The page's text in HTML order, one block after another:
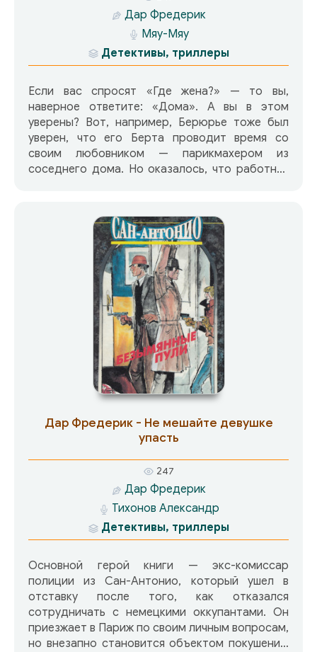
Дар Фредерик
Мяу-Мяу
Детективы, триллеры
Если вас спросят «Где жена?» — то вы,
наверное ответите: «Дома». А вы в этом
уверены? Вот, например, Берюрье тоже был
уверен, что его Берта проводит время со
своим любовником — парикмахером из
соседнего дома. Но оказалось, что работник
Сан-Антонио. Берю вырвал его прямо с
концерта и, заливаясь слезами, умолял найти
его нежную стокилограммовую птичку…
Дар Фредерик - Не мешайте девушке
упасть
247
Дар Фредерик
Тихонов Александр
Детективы, триллеры
Основной герой книги — экс-комиссар
полиции из Сан-Антонио, который ушел в
отставку после того, как отказался
сотрудничать с немецкими оккупантами. Он
приезжает в Париж по своим личным вопросам,
но внезапно становится объектом покушения.